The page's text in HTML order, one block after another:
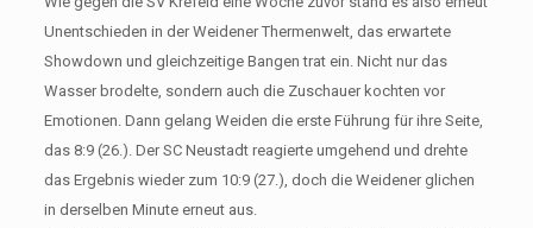
Unentschieden in der Weidener Thermenwelt, das erwartete
Showdown und gleichzeitige Bangen trat ein. Nicht nur das
Wasser brodelte, sondern auch die Zuschauer kochten vor
Emotionen. Dann gelang Weiden die erste Führung für ihre Seite,
das 8:9 (26.). Der SC Neustadt reagierte umgehend und drehte
das Ergebnis wieder zum 10:9 (27.), doch die Weidener glichen
in derselben Minute erneut aus.